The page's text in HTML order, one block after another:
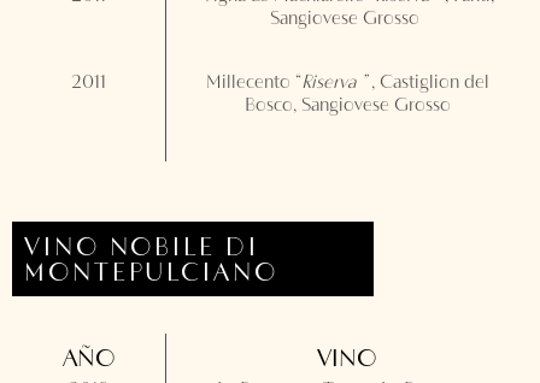
Sangiovese Grosso
2011 Millecento “Riserva ”, Castiglion del
Bosco, Sangiovese Grosso
VINO NOBILE DI
MONTEPULCIANO
AÑO VINO